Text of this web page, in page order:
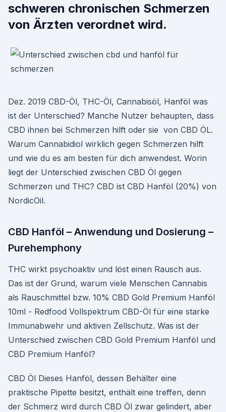
schweren chronischen Schmerzen
von Ärzten verordnet wird.
Dez. 2019 CBD-Öl, THC-Öl, Cannabisöl, Hanföl was
ist der Unterschied? Manche Nutzer behaupten, dass
CBD ihnen bei Schmerzen hilft oder sie von CBD ÖL.
Warum Cannabidiol wirklich gegen Schmerzen hilft
und wie du es am besten für dich anwendest. Worin
liegt der Unterschied zwischen CBD Öl gegen
Schmerzen und THC? CBD ist CBD Hanföl (20%) von
NordicOil.
CBD Hanföl – Anwendung und Dosierung –
Purehemphony
THC wirkt psychoaktiv und löst einen Rausch aus.
Das ist der Grund, warum viele Menschen Cannabis
als Rauschmittel bzw. 10% CBD Gold Premium Hanföl
10ml - Redfood Vollspektrum CBD-Öl für eine starke
Immunabwehr und aktiven Zellschutz. Was ist der
Unterschied zwischen CBD Gold Premium Hanföl und
CBD Premium Hanföl?
CBD Öl Dieses Hanföl, dessen Behälter eine
praktische Pipette besitzt, enthält eine treffen, denn
der Schmerz wird durch CBD Öl zwar gelindert, aber